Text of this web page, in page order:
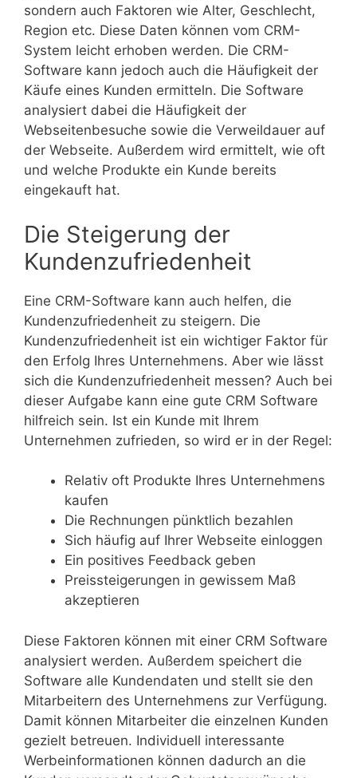
sondern auch Faktoren wie Alter, Geschlecht,
Region etc. Diese Daten können vom CRM-
System leicht erhoben werden. Die CRM-
Software kann jedoch auch die Häufigkeit der
Käufe eines Kunden ermitteln. Die Software
analysiert dabei die Häufigkeit der
Webseitenbesuche sowie die Verweildauer auf
der Webseite. Außerdem wird ermittelt, wie oft
und welche Produkte ein Kunde bereits
eingekauft hat.
Die Steigerung der
Kundenzufriedenheit
Eine CRM-Software kann auch helfen, die
Kundenzufriedenheit zu steigern. Die
Kundenzufriedenheit ist ein wichtiger Faktor für
den Erfolg Ihres Unternehmens. Aber wie lässt
sich die Kundenzufriedenheit messen? Auch bei
dieser Aufgabe kann eine gute CRM Software
hilfreich sein. Ist ein Kunde mit Ihrem
Unternehmen zufrieden, so wird er in der Regel:
Relativ oft Produkte Ihres Unternehmens
kaufen
Die Rechnungen pünktlich bezahlen
Sich häufig auf Ihrer Webseite einloggen
Ein positives Feedback geben
Preissteigerungen in gewissem Maß
akzeptieren
Diese Faktoren können mit einer CRM Software
analysiert werden. Außerdem speichert die
Software alle Kundendaten und stellt sie den
Mitarbeitern des Unternehmens zur Verfügung.
Damit können Mitarbeiter die einzelnen Kunden
gezielt betreuen. Individuell interessante
Werbeinformationen können dadurch an die